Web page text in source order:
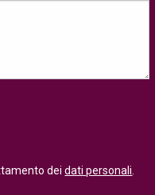
deidati personali.